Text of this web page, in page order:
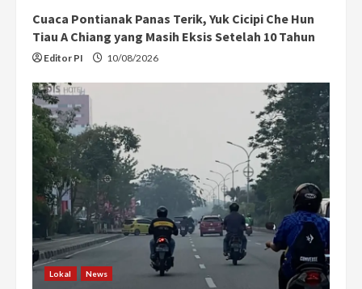
Cuaca Pontianak Panas Terik, Yuk Cicipi Che Hun
Tiau A Chiang yang Masih Eksis Setelah 10 Tahun
Editor PI 10/08/2026
Lokal News